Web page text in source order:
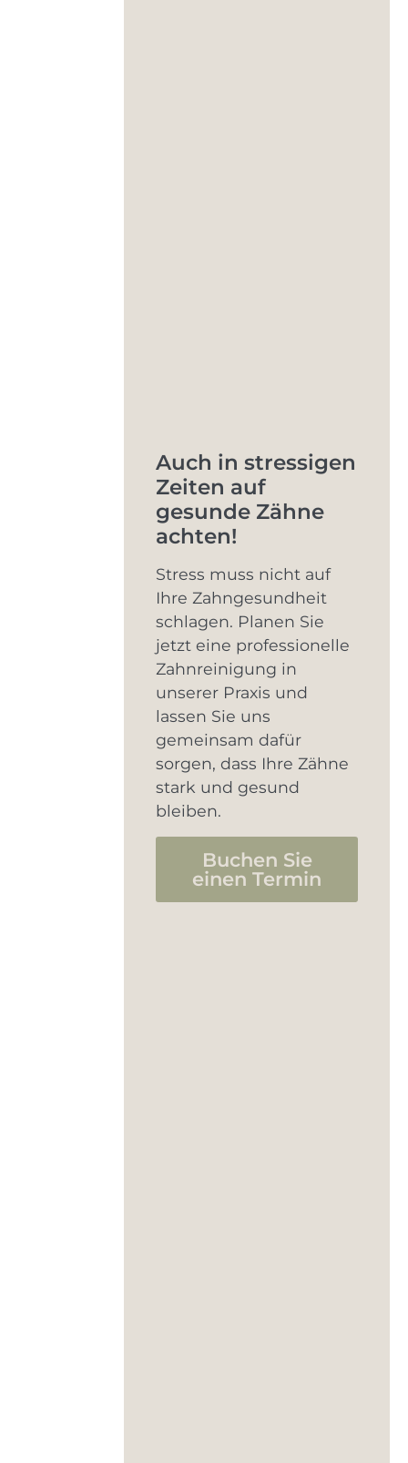
Auch in stressigen
Zeiten auf
gesunde Zähne
achten!
Stress muss nicht auf
Ihre Zahngesundheit
schlagen. Planen Sie
jetzt eine professionelle
Zahnreinigung in
unserer Praxis und
lassen Sie uns
gemeinsam dafür
sorgen, dass Ihre Zähne
stark und gesund
bleiben.
Buchen Sie
einen Termin